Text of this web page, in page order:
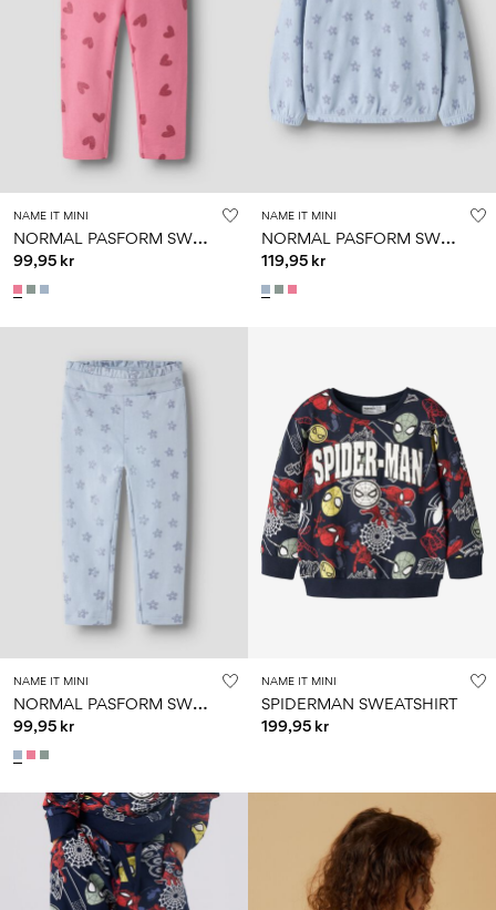
NAME IT MINI
N
ORMAL PASFORM SWEATBUKSER
99,95 kr
NAME IT MINI
N
ORMAL PASFORM SWEATSHIRT
119,95 kr
NAME IT MINI
N
ORMAL PASFORM SWEATBUKSER
99,95 kr
NAME IT MINI
SPIDERMAN SWEATSHIRT
199,95 kr